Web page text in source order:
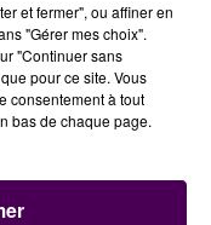
et fermer", ou affiner en
"Gérer mes choix".
"Continuer sans
pour ce site. Vous
consentement à tout
bas de chaque page.